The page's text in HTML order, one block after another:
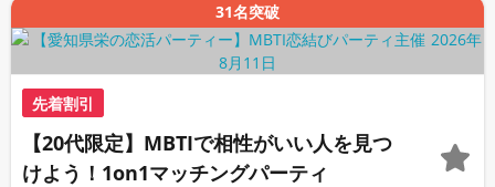
31名突破
先着割引
【20代限定】MBTIで相性がいい人を見つ
けよう！1on1マッチングパーティ